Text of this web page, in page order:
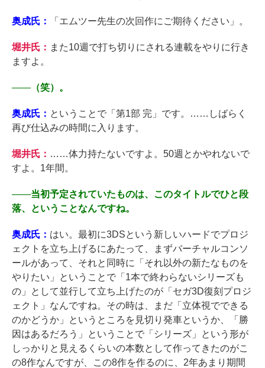
奥成氏： 「エムツー先生の次回作にご期待ください」。
堀井氏： また10週で打ち切りにされる連載をやりに行き
ますよ。
――（笑）。
奥成氏： ということで「第1部 完」です。……しばらく
再び仕込みの時間に入ります。
堀井氏： ……体力持たないですよ。50週とかやれないで
すよ。1年間。
――当初予定されていたものは、このタイトルでひと段
落、ということなんですね。
奥成氏： はい。最初に3DSという新しいハードでプロジ
ェクトを立ち上げるにあたって、まずバーチャルコンソ
ールがあって、それと同時に「それ以外の新たなものを
やりたい」ということで「1本で終わらないシリーズも
の」として並行して立ち上げたのが「セガ3D復刻プロジ
ェクト」なんですね。その時は、まだ「立体視でできる
のかどうか」というところを見切り発車というか、「勝
因はあるだろう」ということで「シリーズ」という形が
しっかりと見えるくらいの本数として作ってきたのがこ
の8作なんですが、この8作を作るのに、2年あまり期間